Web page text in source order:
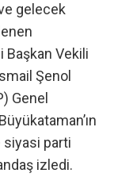
gelecek
Başkan Vekili
Şenol
Genel
siyasi parti
izledi.